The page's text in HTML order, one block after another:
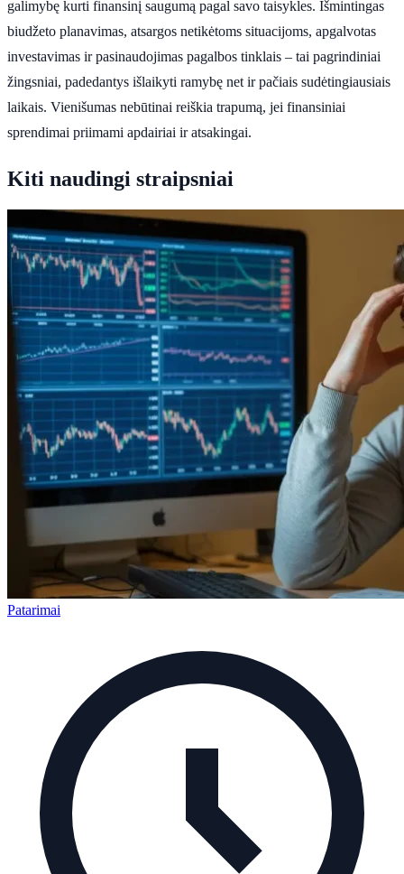
galimybę kurti finansinį saugumą pagal savo taisykles. Išmintingas
biudžeto planavimas, atsargos netikėtoms situacijoms, apgalvotas
investavimas ir pasinaudojimas pagalbos tinklais – tai pagrindiniai
žingsniai, padedantys išlaikyti ramybę net ir pačiais sudėtingiausiais
laikais. Vienišumas nebūtinai reiškia trapumą, jei finansiniai
sprendimai priimami apdairiai ir atsakingai.
Kiti naudingi straipsniai
Patarimai